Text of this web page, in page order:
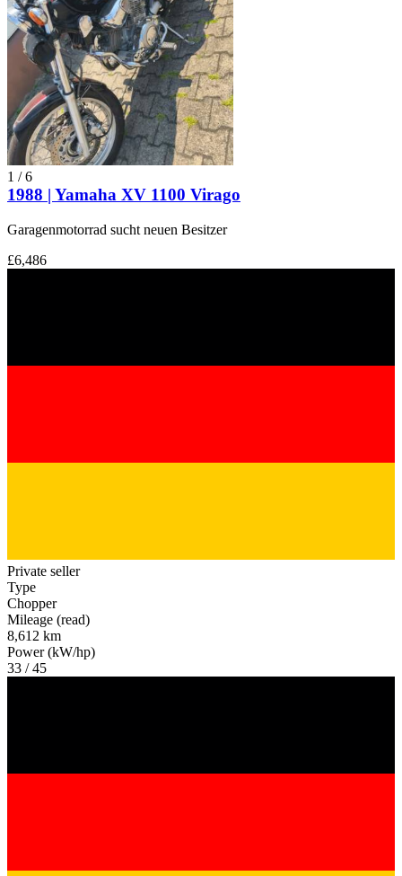
1 /6
1988 | Yamaha XV 1100 Virago
Garagenmotorrad sucht neuen Besitzer
£6,486
Private seller
Type
Chopper
Mileage (read)
8,612 km
Power (kW/hp)
33 / 45